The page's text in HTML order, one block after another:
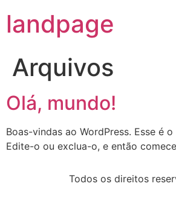
landpage
Arquivos
Olá, mundo!
Boas-vindas ao WordPress. Esse é
Edite-o ou exclua-o, e então
Todos os direitos